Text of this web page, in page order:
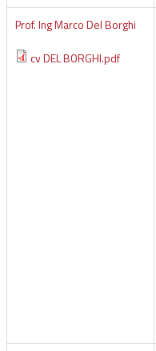
Prof. Ing Marco Del Borghi
cv DEL BORGHI.pdf